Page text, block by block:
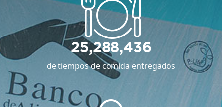
25,288,436
de tiempos de comida entregados